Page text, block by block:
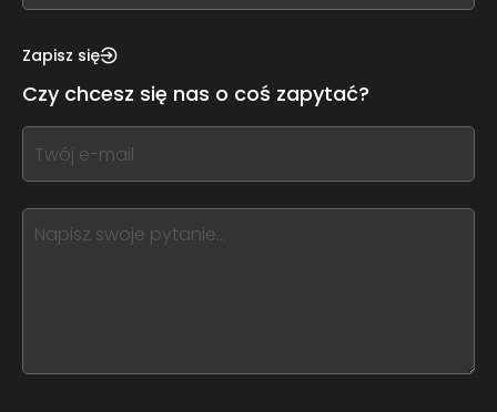
this,
this
form
field
blank
Zapisz się
Czy chcesz się nas o coś zapytać?
If
you
this,
leave